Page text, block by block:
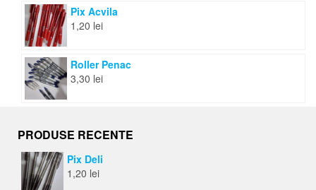
Pix Acvila
1,20 lei
Roller Penac
3,30 lei
PRODUSE RECENTE
Pix Deli
1,20 lei